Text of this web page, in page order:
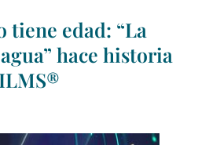
tiene edad: “La
hace historia